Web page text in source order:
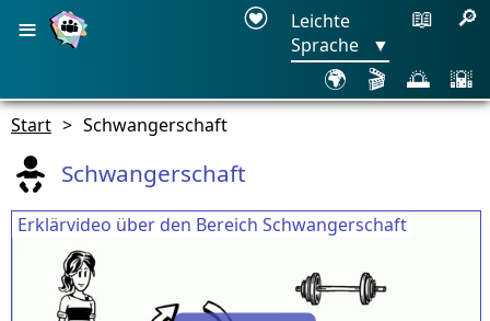
≡
Leichte
Sprache
▼
📖 🔎
🌍 🎬 🌅 🌇
Start > Schwangerschaft
Schwangerschaft
Erklärvideo über den Bereich Schwangerschaft